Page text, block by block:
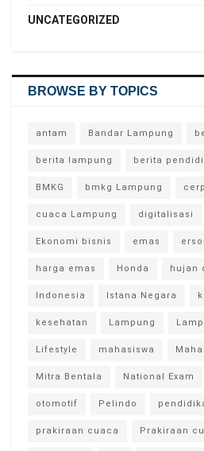
UNCATEGORIZED
BROWSE BY TOPICS
antam Bandar Lampung
berita lampung berita
BMKG bmkg Lampung
cuaca Lampung digitalisasi
Ekonomi bisnis emas
harga emas Honda hujan
Indonesia Istana Negara
kesehatan Lampung
Lifestyle mahasiswa
Mitra Bentala National Exam
otomotif Pelindo
prakiraan cuaca Prakiraan